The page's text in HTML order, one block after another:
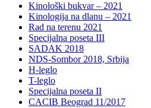
Kinološki bukvar – 2021
Kinologija na dlanu – 2021
Rad na terenu 2021
Specijalna poseta III
SADAK 2018
NDS-Sombor 2018, Srbija
H-leglo
T-leglo
Specijalna poseta II
CACIB Beograd 11/2017